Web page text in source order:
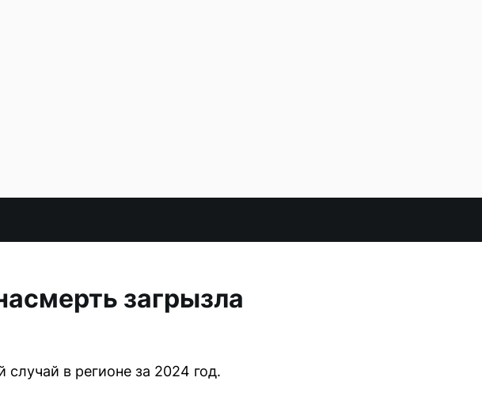
загрызла
в регионе за 2024 год.